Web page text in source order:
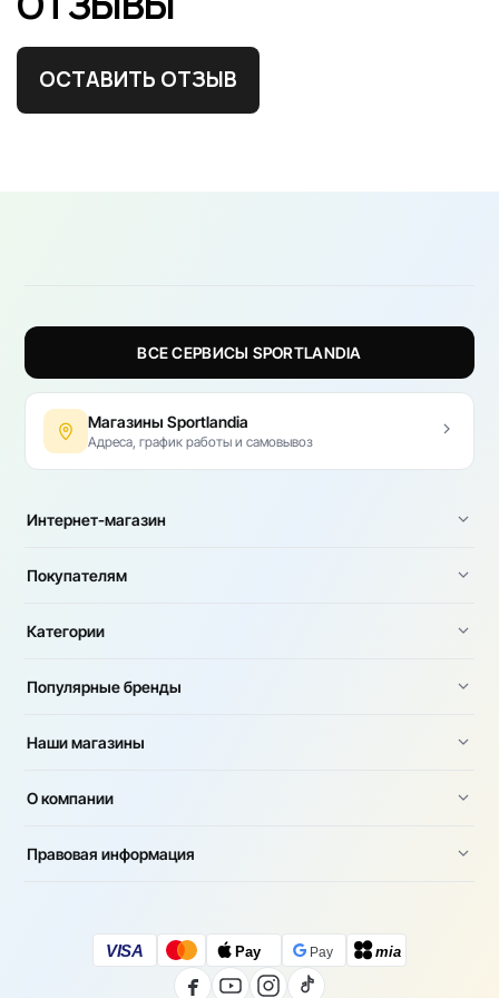
ОСТАВИТЬ ОТЗЫВ
ВСЕ СЕРВИСЫ SPORTLANDIA
Магазины Sportlandia
Адреса, график работы и самовывоз
Интернет-магазин
Покупателям
Категории
Популярные бренды
Наши магазины
О компании
Правовая информация
VISA Pay Pay mia